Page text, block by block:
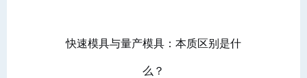
快速模具与量产模具：本质区别是什
么？